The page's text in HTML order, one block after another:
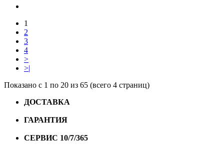
1
2
3
4
>
>|
Показано с 1 по 20 из 65 (всего 4 страниц)
ДОСТАВКА
ГАРАНТИЯ
СЕРВИС 10/7/365